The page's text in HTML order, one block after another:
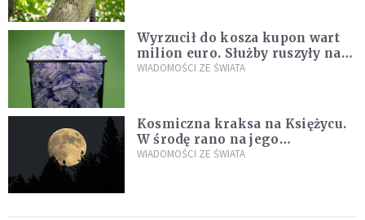
Wyrzucił do kosza kupon wart
milion euro. Służby ruszyły na
poszukiwania
WIADOMOŚCI ZE ŚWIATA
Kosmiczna kraksa na Księżycu.
W środę rano na jego
powierzchni dojdzie do
WIADOMOŚCI ZE ŚWIATA